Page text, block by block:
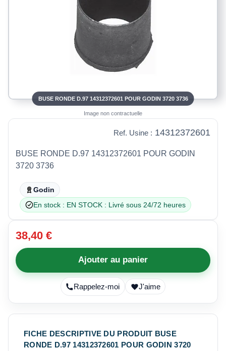
BUSE RONDE D.97 14312372601 POUR GODIN 3720 3736
Image non contractuelle
Ref. Usine : 14312372601
BUSE RONDE D.97 14312372601 POUR GODIN
3720 3736
Godin
En stock : EN STOCK : Livré sous 24/72 heures
38,40 €
Ajouter au panier
Rappelez-moi J'aime
FICHE DESCRIPTIVE DU PRODUIT BUSE
RONDE D.97 14312372601 POUR GODIN 3720